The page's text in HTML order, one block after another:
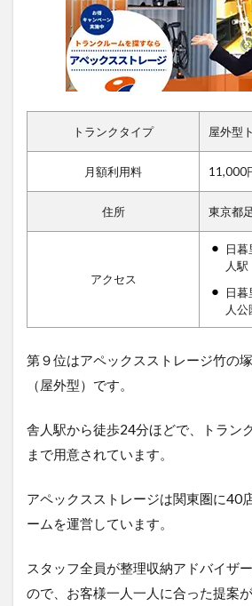
トランクタイプ 屋外型
月額利用料 11,000
住所 東京都
アクセス
日
人
日
人
第９位はアペックスストレージ竹の
（屋外型）です。
舎人駅から徒歩24分ほどで、トラン
まで用意されています。
アペックスストレージは関東圏に40
ームを運営しています。
スタッフ全員が整理収納アドバイザ
ので、お客様一人一人に合った提案が